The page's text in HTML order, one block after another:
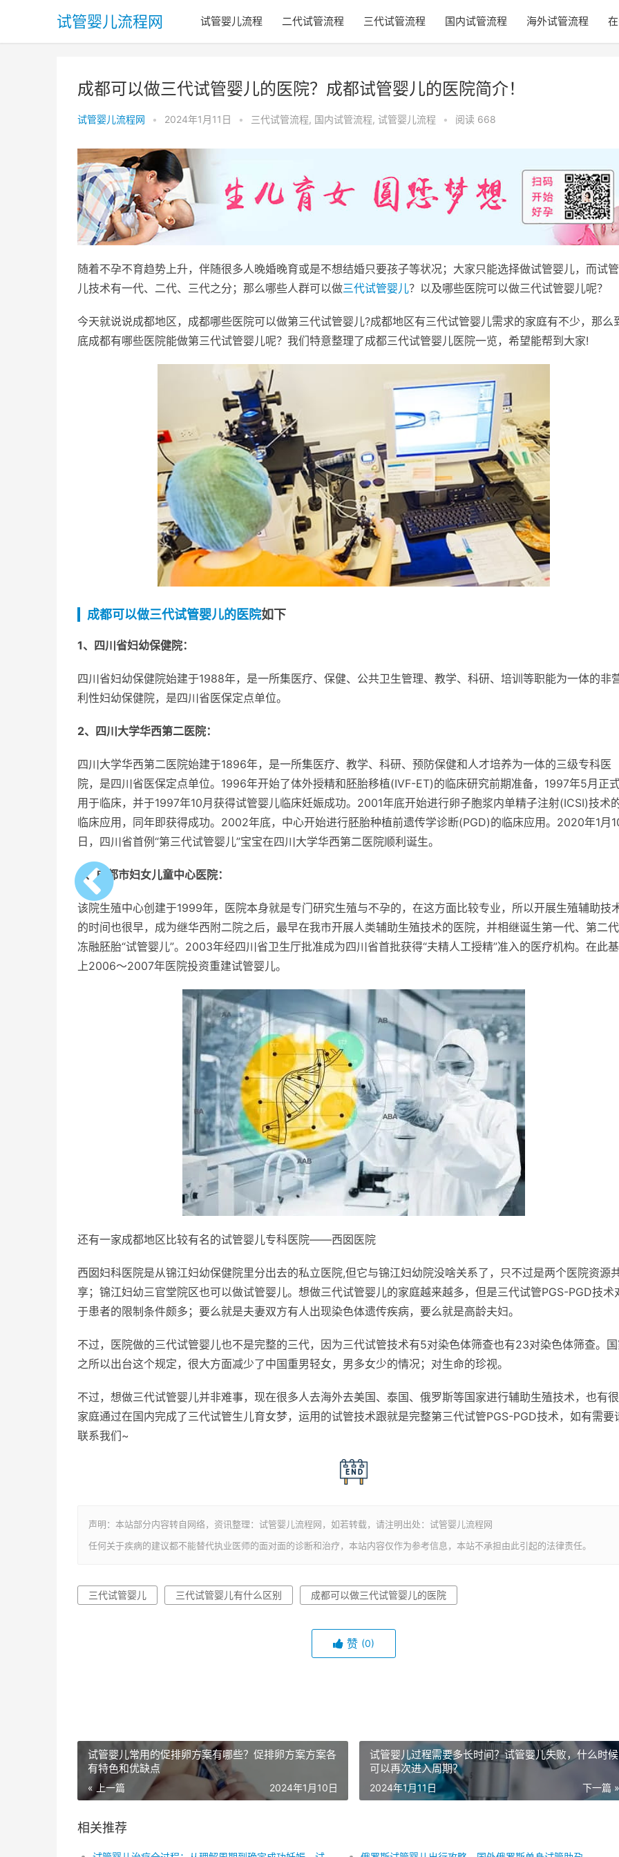
试管婴儿流程网 试管婴儿流程 二代试管流程 三代试管流程 国内试管流程 海外试管流程
成都可以做三代试管婴儿的医院？成都试管婴儿的医院简介！
试管婴儿流程网 • 2024年1月11日 • 三代试管流程, 国内试管流程, 试管婴儿流程 • 阅读 668
随着不孕不育趋势上升，伴随很多人晚婚晚育或是不想结婚只要孩子等状况；大家只能选择做试管婴儿，而试
儿技术有一代、二代、三代之分；那么哪些人群可以做三代试管婴儿？以及哪些医院可以做三代试管婴儿呢？
今天就说说成都地区，成都哪些医院可以做第三代试管婴儿?成都地区有三代试管婴儿需求的家庭有不少，那么
底成都有哪些医院能做第三代试管婴儿呢？我们特意整理了成都三代试管婴儿医院一览，希望能帮到大家!
成都可以做三代试管婴儿的医院如下
1、四川省妇幼保健院：
四川省妇幼保健院始建于1988年，是一所集医疗、保健、公共卫生管理、教学、科研、培训等职能为一体的非
利性妇幼保健院，是四川省医保定点单位。
2、四川大学华西第二医院：
四川大学华西第二医院始建于1896年，是一所集医疗、教学、科研、预防保健和人才培养为一体的三级专科医
院，是四川省医保定点单位。1996年开始了体外授精和胚胎移植(IVF-ET)的临床研究前期准备，1997年5月正
用于临床，并于1997年10月获得试管婴儿临床妊娠成功。2001年底开始进行卵子胞浆内单精子注射(ICSI)技术
临床应用，同年即获得成功。2002年底，中心开始进行胚胎种植前遗传学诊断(PGD)的临床应用。2020年1月
日，四川省首例“第三代试管婴儿”宝宝在四川大学华西第二医院顺利诞生。
3、成都市妇女儿童中心医院：
该院生殖中心创建于1999年，医院本身就是专门研究生殖与不孕的，在这方面比较专业，所以开展生殖辅助技
的时间也很早，成为继华西附二院之后，最早在我市开展人类辅助生殖技术的医院，并相继诞生第一代、第二
冻融胚胎“试管婴儿”。2003年经四川省卫生厅批准成为四川省首批获得“夫精人工授精”准入的医疗机构。在此
上2006～2007年医院投资重建试管婴儿。
还有一家成都地区比较有名的试管婴儿专科医院——西囡医院
西囡妇科医院是从锦江妇幼保健院里分出去的私立医院,但它与锦江妇幼院没啥关系了，只不过是两个医院资源
享；锦江妇幼三官堂院区也可以做试管婴儿。想做三代试管婴儿的家庭越来越多，但是三代试管PGS-PGD技术
于患者的限制条件颇多；要么就是夫妻双方有人出现染色体遗传疾病，要么就是高龄夫妇。
不过，医院做的三代试管婴儿也不是完整的三代，因为三代试管技术有5对染色体筛查也有23对染色体筛查。
之所以出台这个规定，很大方面减少了中国重男轻女，男多女少的情况；对生命的珍视。
不过，想做三代试管婴儿并非难事，现在很多人去海外去美国、泰国、俄罗斯等国家进行辅助生殖技术，也有
家庭通过在国内完成了三代试管生儿育女梦，运用的试管技术跟就是完整第三代试管PGS-PGD技术，如有需要
联系我们~
声明：本站部分内容转自网络，资讯整理：试管婴儿流程网，如若转载，请注明出处：试管婴儿流程网
任何关于疾病的建议都不能替代执业医师的面对面的诊断和治疗，本站内容仅作为参考信息，本站不承担由此引起的法律责任。
三代试管婴儿 三代试管婴儿有什么区别 成都可以做三代试管婴儿的医院
赞 (0)
试管婴儿常用的促排卵方案有哪些？促排卵方案方案各
有特色和优缺点
« 上一篇 2024年1月10日
试管婴儿过程需要多长时间？试管婴儿失败，什么时候
可以再次进入周期？
下一篇 »
2024年1月11日
相关推荐